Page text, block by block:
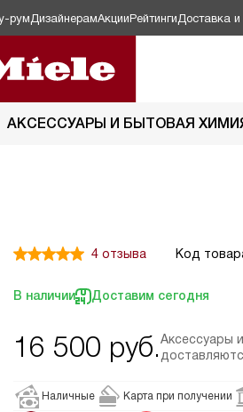
рум ДизайнерамАкцииРейтинги Доставка
АКСЕССУАРЫ И БЫТОВАЯ
4 отзыва Код
В наличии Доставим сегодня
16 500 руб.Аксессуары
Наличные Карта при получении